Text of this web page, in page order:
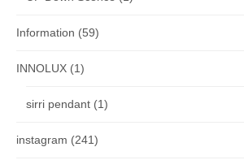
Information (59)
INNOLUX (1)
sirri pendant (1)
instagram (241)